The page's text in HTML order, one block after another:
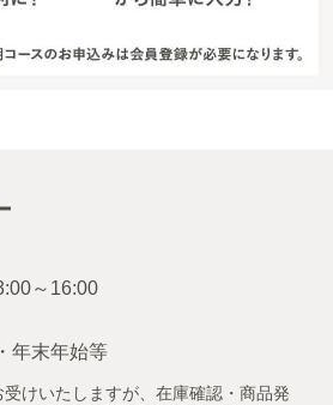
年末年始等
けいたしますが、在庫確認・商品発